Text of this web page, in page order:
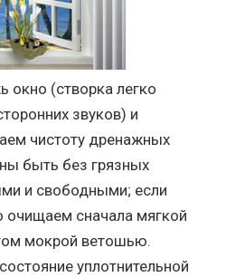
окно (створка легко
звуков) и
чистоту дренажных
быть без грязных
и свободными; если
очищаем сначала мягкой
мокрой ветошью.
уплотнительной